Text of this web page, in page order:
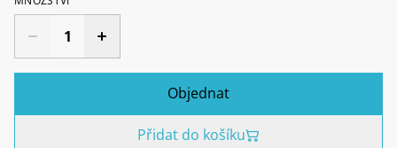
Objednat
Přidat do košíku